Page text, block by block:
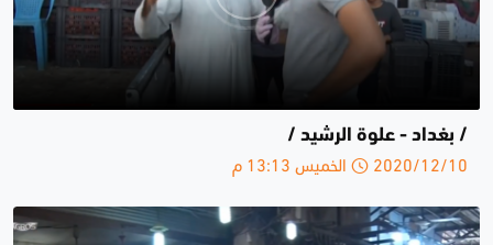
/ بغداد - علوة الرشيد /
2020/12/10 الخميس 13:13 م